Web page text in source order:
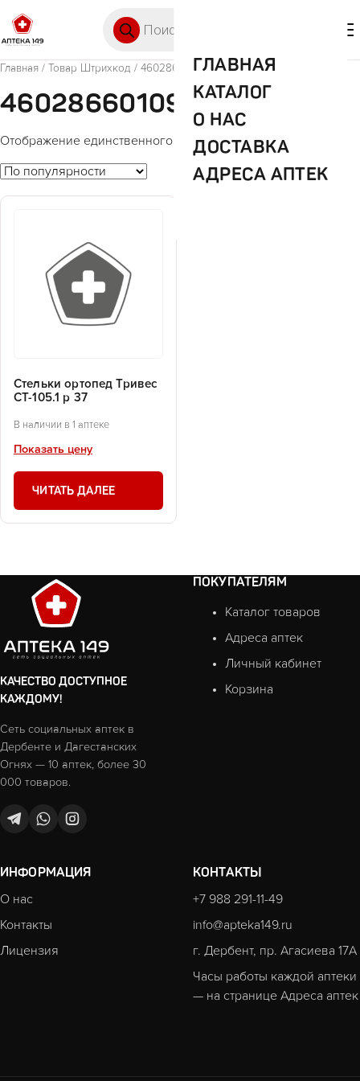
ГЛАВНАЯ
КАТАЛОГ
О НАС
ДОСТАВКА
АДРЕСА АПТЕК
Главная / Товар Штрихкод / 4602866010900
4602866010900
Отображение единственного товара
Стельки ортопед Тривес
СТ-105.1 р 37
В наличии в 1 аптеке
Показать цену
ЧИТАТЬ ДАЛЕЕ
КАЧЕСТВО ДОСТУПНОЕ
КАЖДОМУ!
Сеть социальных аптек в
Дербенте и Дагестанских
Огнях — 10 аптек, более 30
000 товаров.
ПОКУПАТЕЛЯМ
Каталог товаров
Адреса аптек
Личный кабинет
Корзина
ИНФОРМАЦИЯ
О нас
Контакты
Лицензия
КОНТАКТЫ
+7 988 291-11-49
info@apteka149.ru
г. Дербент, пр. Агасиева 17А
Часы работы каждой аптеки
— на странице Адреса аптек